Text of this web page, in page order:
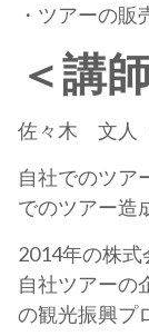
・ツアーの販
＜講
佐々木 文人
自社でのツア
でのツアー造
2014年の株式
自社ツアーの
の観光振興プ